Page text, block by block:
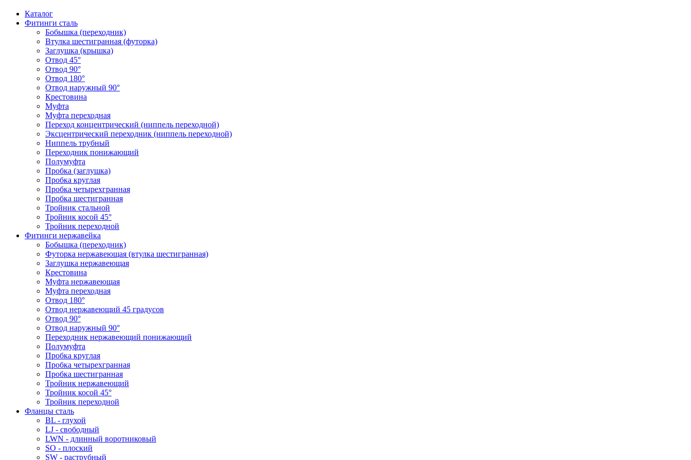
Каталог
Фитинги сталь
Бобышка (переходник)
Втулка шестигранная (футорка)
Заглушка (крышка)
Отвод 45°
Отвод 90°
Отвод 180°
Отвод наружный 90°
Крестовина
Муфта
Муфта переходная
Переход концентрический (ниппель переходной)
Эксцентрический переходник (ниппель переходной)
Ниппель трубный
Переходник понижающий
Полумуфта
Пробка (заглушка)
Пробка круглая
Пробка четырехгранная
Пробка шестигранная
Тройник стальной
Тройник косой 45°
Тройник переходной
Фитинги нержавейка
Бобышка (переходник)
Футорка нержавеющая (втулка шестигранная)
Заглушка нержавеющая
Крестовина
Муфта нержавеющая
Муфта переходная
Отвод 180°
Отвод нержавеющий 45 градусов
Отвод 90°
Отвод наружный 90°
Переходник нержавеющий понижающий
Полумуфта
Пробка круглая
Пробка четырехгранная
Пробка шестигранная
Тройник нержавеющий
Тройник косой 45°
Тройник переходной
Фланцы сталь
BL - глухой
LJ - свободный
LWN - длинный воротниковый
SO - плоский
SW - раструбный